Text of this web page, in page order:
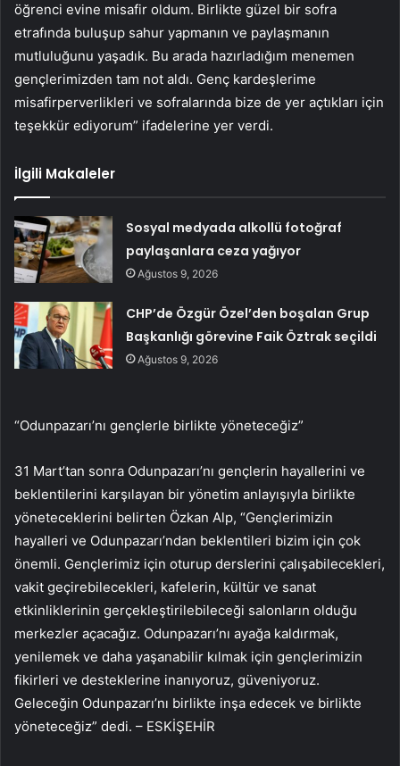
öğrenci evine misafir oldum. Birlikte güzel bir sofra
etrafında buluşup sahur yapmanın ve paylaşmanın
mutluluğunu yaşadık. Bu arada hazırladığım menemen
gençlerimizden tam not aldı. Genç kardeşlerime
misafirperverlikleri ve sofralarında bize de yer açtıkları için
teşekkür ediyorum” ifadelerine yer verdi.
İlgili Makaleler
Sosyal medyada alkollü fotoğraf
paylaşanlara ceza yağıyor
Ağustos 9, 2026
CHP’de Özgür Özel’den boşalan Grup
Başkanlığı görevine Faik Öztrak seçildi
Ağustos 9, 2026
“Odunpazarı’nı gençlerle birlikte yöneteceğiz”
31 Mart’tan sonra Odunpazarı’nı gençlerin hayallerini ve
beklentilerini karşılayan bir yönetim anlayışıyla birlikte
yöneteceklerini belirten Özkan Alp, “Gençlerimizin
hayalleri ve Odunpazarı’ndan beklentileri bizim için çok
önemli. Gençlerimiz için oturup derslerini çalışabilecekleri,
vakit geçirebilecekleri, kafelerin, kültür ve sanat
etkinliklerinin gerçekleştirilebileceği salonların olduğu
merkezler açacağız. Odunpazarı’nı ayağa kaldırmak,
yenilemek ve daha yaşanabilir kılmak için gençlerimizin
fikirleri ve desteklerine inanıyoruz, güveniyoruz.
Geleceğin Odunpazarı’nı birlikte inşa edecek ve birlikte
yöneteceğiz” dedi. – ESKİŞEHİR